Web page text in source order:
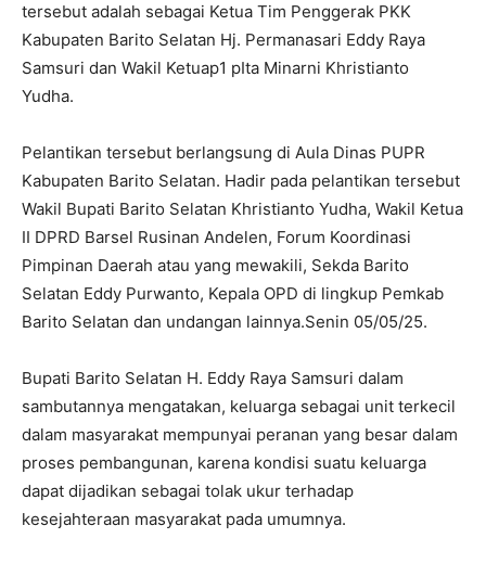
tersebut adalah sebagai Ketua Tim Penggerak PKK
Kabupaten Barito Selatan Hj. Permanasari Eddy Raya
Samsuri dan Wakil Ketuap1 pIta Minarni Khristianto
Yudha.
Pelantikan tersebut berlangsung di Aula Dinas PUPR
Kabupaten Barito Selatan. Hadir pada pelantikan tersebut
Wakil Bupati Barito Selatan Khristianto Yudha, Wakil Ketua
II DPRD Barsel Rusinan Andelen, Forum Koordinasi
Pimpinan Daerah atau yang mewakili, Sekda Barito
Selatan Eddy Purwanto, Kepala OPD di lingkup Pemkab
Barito Selatan dan undangan lainnya.Senin 05/05/25.
Bupati Barito Selatan H. Eddy Raya Samsuri dalam
sambutannya mengatakan, keluarga sebagai unit terkecil
dalam masyarakat mempunyai peranan yang besar dalam
proses pembangunan, karena kondisi suatu keluarga
dapat dijadikan sebagai tolak ukur terhadap
kesejahteraan masyarakat pada umumnya.